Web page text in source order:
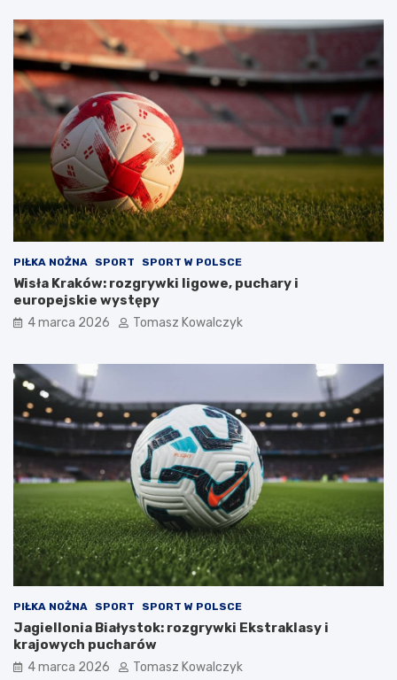
PIŁKA NOŻNA SPORT SPORT W POLSCE
Wisła Kraków: rozgrywki ligowe, puchary i
europejskie występy
4 marca 2026 Tomasz Kowalczyk
PIŁKA NOŻNA SPORT SPORT W POLSCE
Jagiellonia Białystok: rozgrywki Ekstraklasy i
krajowych pucharów
4 marca 2026 Tomasz Kowalczyk